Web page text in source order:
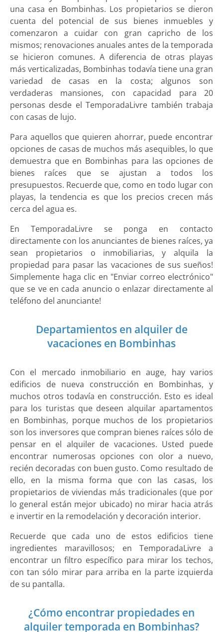
una casa en Bombinhas. Los propietarios se dieron
cuenta del potencial de sus bienes inmuebles y
comenzaron a cuidar con gran capricho de los
mismos; renovaciones anuales antes de la temporada
se hicieron comunes. A diferencia de otras playas
más verticalizadas, Bombinhas todavía tiene una gran
variedad de casas en la costa; algunos son
verdaderas mansiones, con capacidad para 20
personas desde el TemporadaLivre también trabaja
con casas de lujo.
Para aquellos que quieren ahorrar, puede encontrar
opciones de casas de muchos más asequibles, lo que
demuestra que en Bombinhas para las opciones de
bienes raíces que se ajustan a todos los
presupuestos. Recuerde que, como en todo lugar con
playas, la tendencia es que los precios crecen más
cerca del agua es.
En TemporadaLivre se ponga en contacto
directamente con los anunciantes de bienes raíces, ya
sean propietarios o inmobiliarias, y alquila la
propiedad para pasar las vacaciones de sus sueños!
Simplemente haga clic en "Enviar correo electrónico"
que se ve en cada anuncio o enlazar directamente al
teléfono del anunciante!
Departamientos en alquiler de
vacaciones en Bombinhas
Con el mercado inmobiliario en auge, hay varios
edificios de nueva construcción en Bombinhas, y
muchos otros todavía en construcción. Esto es ideal
para los turistas que deseen alquilar apartamentos
en Bombinhas, porque muchos de los propietarios
son los inversores que compran bienes raíces sólo de
pensar en el alquiler de vacaciones. Usted puede
encontrar numerosas opciones con olor a nuevo,
recién decoradas con buen gusto. Como resultado de
ello, en la misma forma que con las casas, los
propietarios de viviendas más tradicionales (que por
lo general están mejor ubicado) no mirar hacia atrás
e invertir en la remodelación y decoración interior.
Recuerde que cada uno de estos edificios tiene
ingredientes maravillosos; en TemporadaLivre a
encontrar un filtro específico para mirar los techos,
con tan sólo mirar para arriba en la parte izquierda
de su pantalla.
¿Cómo encontrar propiedades en
alquiler temporada en Bombinhas?